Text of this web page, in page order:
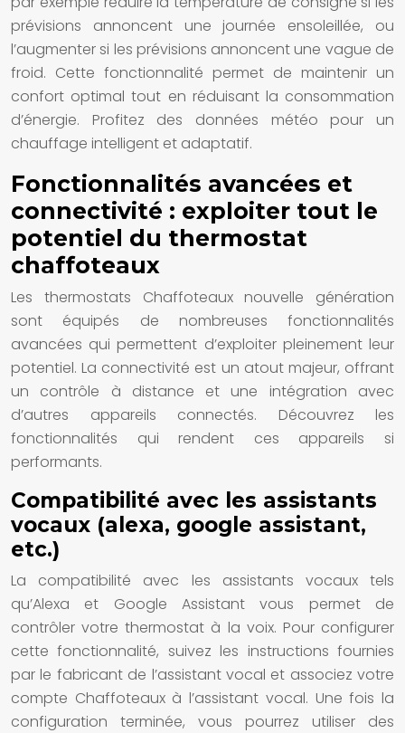
prévisions annoncent une journée ensoleillée, ou
l’augmenter si les prévisions annoncent une vague de
froid. Cette fonctionnalité permet de maintenir un
confort optimal tout en réduisant la consommation
d’énergie. Profitez des données météo pour un
chauffage intelligent et adaptatif.
Fonctionnalités avancées et
connectivité : exploiter tout le
potentiel du thermostat
chaffoteaux
Les thermostats Chaffoteaux nouvelle génération
sont équipés de nombreuses fonctionnalités
avancées qui permettent d’exploiter pleinement leur
potentiel. La connectivité est un atout majeur, offrant
un contrôle à distance et une intégration avec
d’autres appareils connectés. Découvrez les
fonctionnalités qui rendent ces appareils si
performants.
Compatibilité avec les assistants
vocaux (alexa, google assistant,
etc.)
La compatibilité avec les assistants vocaux tels
qu’Alexa et Google Assistant vous permet de
contrôler votre thermostat à la voix. Pour configurer
cette fonctionnalité, suivez les instructions fournies
par le fabricant de l’assistant vocal et associez votre
compte Chaffoteaux à l’assistant vocal. Une fois la
configuration terminée, vous pourrez utiliser des